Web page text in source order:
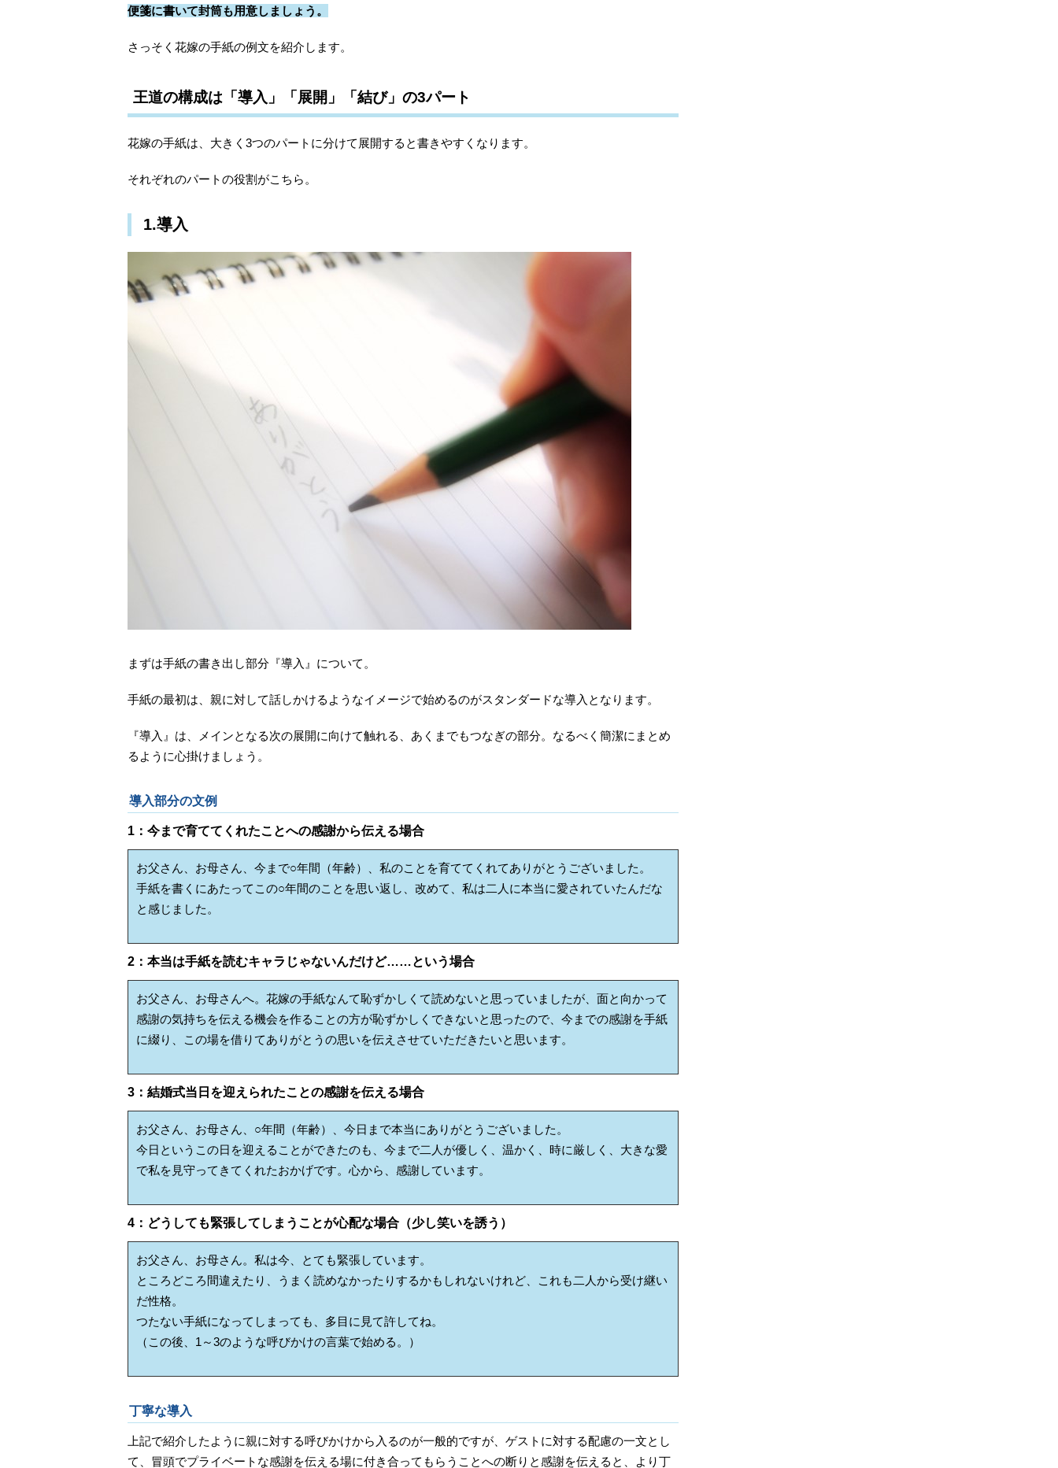
便箋に書いて封筒も用意しましょう。
さっそく花嫁の手紙の例文を紹介します。
王道の構成は「導入」「展開」「結び」の3パート
花嫁の手紙は、大きく3つのパートに分けて展開すると書きやすくなります。
それぞれのパートの役割がこちら。
1.導入
まずは手紙の書き出し部分『導入』について。
手紙の最初は、親に対して話しかけるようなイメージで始めるのがスタンダードな導入となります。
『導入』は、メインとなる次の展開に向けて触れる、あくまでもつなぎの部分。なるべく簡潔にまとめ
るように心掛けましょう。
導入部分の文例
1：今まで育ててくれたことへの感謝から伝える場合
お父さん、お母さん、今まで○年間（年齢）、私のことを育ててくれてありがとうございました。
手紙を書くにあたってこの○年間のことを思い返し、改めて、私は二人に本当に愛されていたんだな
と感じました。
2：本当は手紙を読むキャラじゃないんだけど……という場合
お父さん、お母さんへ。花嫁の手紙なんて恥ずかしくて読めないと思っていましたが、面と向かって
感謝の気持ちを伝える機会を作ることの方が恥ずかしくできないと思ったので、今までの感謝を手紙
に綴り、この場を借りてありがとうの思いを伝えさせていただきたいと思います。
3：結婚式当日を迎えられたことの感謝を伝える場合
お父さん、お母さん、○年間（年齢）、今日まで本当にありがとうございました。
今日というこの日を迎えることができたのも、今まで二人が優しく、温かく、時に厳しく、大きな愛
で私を見守ってきてくれたおかげです。心から、感謝しています。
4：どうしても緊張してしまうことが心配な場合（少し笑いを誘う）
お父さん、お母さん。私は今、とても緊張しています。
ところどころ間違えたり、うまく読めなかったりするかもしれないけれど、これも二人から受け継い
だ性格。
つたない手紙になってしまっても、多目に見て許してね。
（この後、1～3のような呼びかけの言葉で始める。）
丁寧な導入
上記で紹介したように親に対する呼びかけから入るのが一般的ですが、ゲストに対する配慮の一文とし
て、冒頭でプライベートな感謝を伝える場に付き合ってもらうことへの断りと感謝を伝えると、より丁